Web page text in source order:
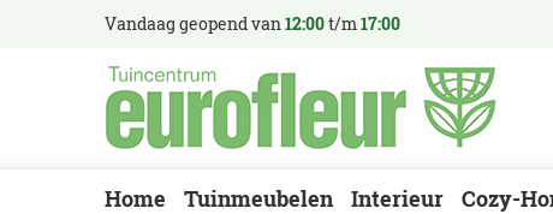
Vandaag geopend van12:00t/m17:00
Home Tuinmeubelen Interieur Cozy-